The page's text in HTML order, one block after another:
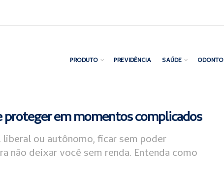
PRODUTO PREVIDÊNCIA SAÚDE ODONTO
proteger em momentos complicados
ou autônomo, ficar sem poder
não deixar você sem renda. Entenda como